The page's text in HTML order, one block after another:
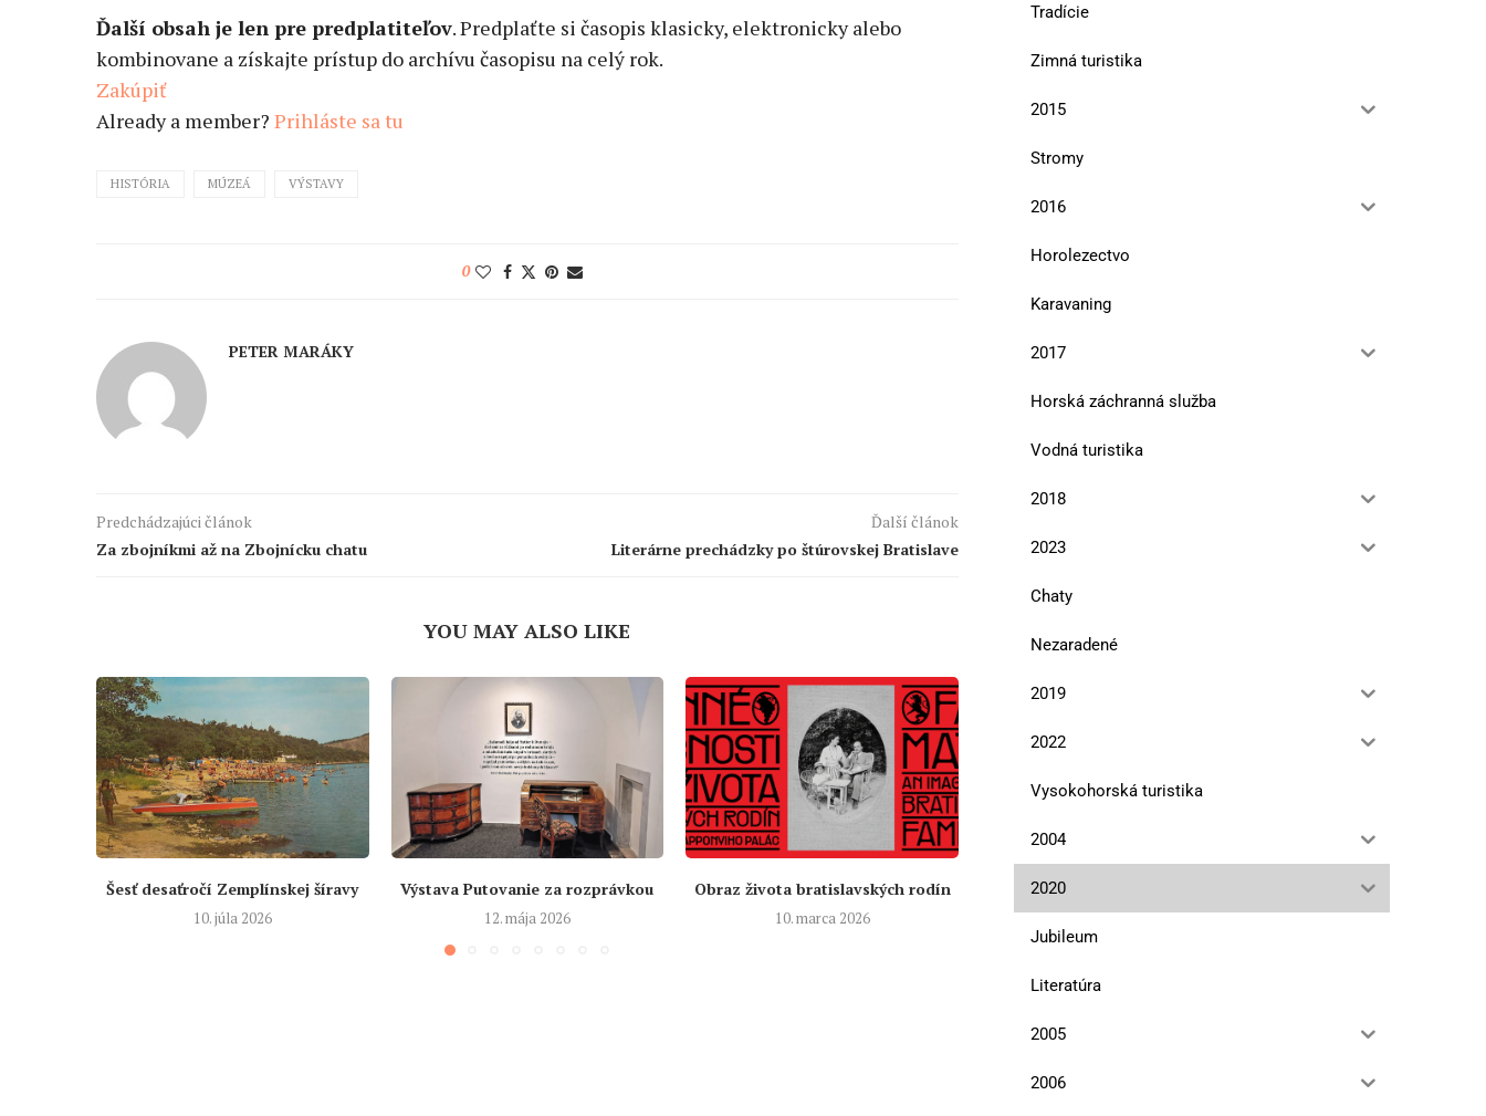
Ďalší obsah je len pre predplatiteľov. Predplaťte si časopis klasicky, elektronicky alebo
kombinovane a získajte prístup do archívu časopisu na celý rok.
Zakúpiť
Already a member? Prihláste sa tu
HISTÓRIA MÚZEÁ VÝSTAVY
0
PETER MARÁKY
Predchádzajúci článok
Za zbojníkmi až na Zbojnícku chatu
Ďalší článok
Literárne prechádzky po štúrovskej Bratislave
YOU MAY ALSO LIKE
Šesť desaťročí Zemplínskej šíravy
10. júla 2026
Výstava Putovanie za rozprávkou
12. mája 2026
Obraz života bratislavských rodín
10. marca 2026
Chvála hier a hračiek
10. novembra 2025
Čo drôt spojil,čas
10. septembra 2025
Tradície
Zimná turistika
2015
Stromy
2016
Horolezectvo
Karavaning
2017
Horská záchranná služba
Vodná turistika
2018
2023
Chaty
Nezaradené
2019
2022
Vysokohorská turistika
2004
2020
Jubileum
Literatúra
2005
2006